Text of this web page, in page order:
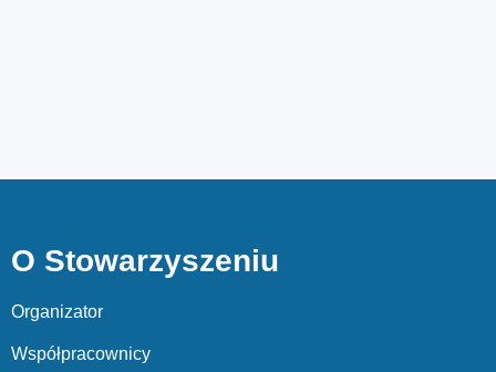
O Stowarzyszeniu
Organizator
Współpracownicy